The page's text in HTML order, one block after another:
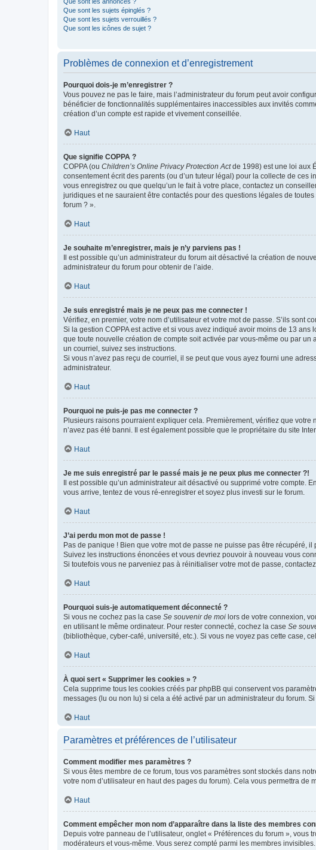
Que sont les sujets épinglés ?
Que sont les sujets verrouillés ?
Que sont les icônes de sujet ?
Problèmes de connexion et d’enregistrement
Pourquoi dois-je m’enregistrer ?
Vous pouvez ne pas le faire, mais l’administrateur du forum peut avoir
bénéficier de fonctionnalités supplémentaires inaccessibles aux invités
création d’un compte est rapide et vivement conseillée.
Haut
Que signifie COPPA ?
COPPA (ou Children’s Online Privacy Protection Actde 1998) est une loi aux
consentement écrit des parents (ou d’un tuteur légal) pour la collecte de ces
vous enregistrez ou que quelqu’un le fait à votre place, contactez un
juridiques et ne sauraient être contactés pour des questions légales de
forum ? ».
Haut
Je souhaite m’enregistrer, mais je n’y parviens pas !
Il est possible qu’un administrateur du forum ait désactivé la création de
administrateur du forum pour obtenir de l’aide.
Haut
Je suis enregistré mais je ne peux pas me connecter !
Vérifiez, en premier, votre nom d’utilisateur et votre mot de passe. S’ils sont
Si la gestion COPPA est active et si vous avez indiqué avoir moins de 13
que toute nouvelle création de compte soit activée par vous-même ou par
un courriel, suivez ses instructions.
Si vous n’avez pas reçu de courriel, il se peut que vous ayez fourni une
administrateur.
Haut
Pourquoi ne puis-je pas me connecter ?
Plusieurs raisons pourraient expliquer cela. Premièrement, vérifiez que votre
n’avez pas été banni. Il est également possible que le propriétaire du site
Haut
Je me suis enregistré par le passé mais je ne peux plus me connecter ?!
Il est possible qu’un administrateur ait désactivé ou supprimé votre compte.
vous arrive, tentez de vous ré-enregistrer et soyez plus investi sur le forum.
Haut
J’ai perdu mon mot de passe !
Pas de panique ! Bien que votre mot de passe ne puisse pas être récupéré,
Suivez les instructions énoncées et vous devriez pouvoir à nouveau vous
Si toutefois vous ne parveniez pas à réinitialiser votre mot de passe,
Haut
Pourquoi suis-je automatiquement déconnecté ?
Si vous ne cochez pas la case Se souvenir de moi lors de votre connexion,
en utilisant le même ordinateur. Pour rester connecté, cochez la case Se
(bibliothèque, cyber-café, université, etc.). Si vous ne voyez pas cette case,
Haut
À quoi sert « Supprimer les cookies » ?
Cela supprime tous les cookies créés par phpBB qui conservent vos
messages (lu ou non lu) si cela a été activé par un administrateur du forum.
Haut
Paramètres et préférences de l’utilisateur
Comment modifier mes paramètres ?
Si vous êtes membre de ce forum, tous vos paramètres sont stockés dans
votre nom d’utilisateur en haut des pages du forum). Cela vous permettra de
Haut
Comment empêcher mon nom d’apparaître dans la liste des membres
Depuis votre panneau de l’utilisateur, onglet « Préférences du forum », vous
modérateurs et vous-même. Vous serez compté parmi les membres invisibles.